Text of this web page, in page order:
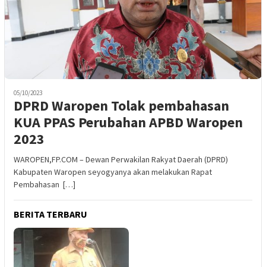
05/10/2023
DPRD Waropen Tolak pembahasan
KUA PPAS Perubahan APBD Waropen
2023
WAROPEN,FP.COM – Dewan Perwakilan Rakyat Daerah (DPRD)
Kabupaten Waropen seyogyanya akan melakukan Rapat
Pembahasan […]
BERITA TERBARU